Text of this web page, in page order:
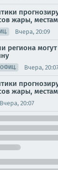
жары,
Вчера, 20:09
региона
ОФИЦ. Вчера,
жары,
Вчера, 20:07